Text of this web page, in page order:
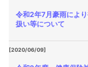
令和2年7月豪雨によ
扱い等について
[2020/06/09]